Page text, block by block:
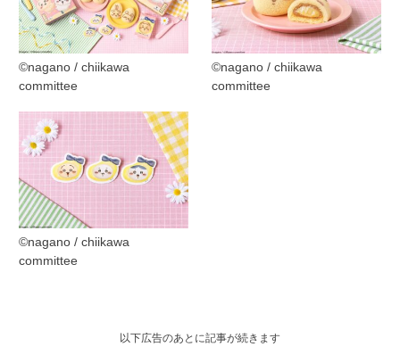
©︎nagano / chiikawa
committee
©︎nagano / chiikawa
committee
©︎nagano / chiikawa
committee
以下広告のあとに記事が続きます